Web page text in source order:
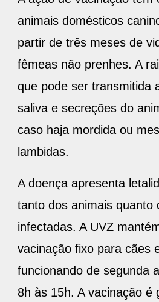
animais domésticos
partir de três meses de
fêmeas não prenhes. A
que pode ser transmitida
saliva e secreções do
caso haja mordida ou
lambidas.
A doença apresenta
tanto dos animais quanto
infectadas. A UVZ
vacinação fixo para cães
funcionando de segunda
8h às 15h. A vacinação é